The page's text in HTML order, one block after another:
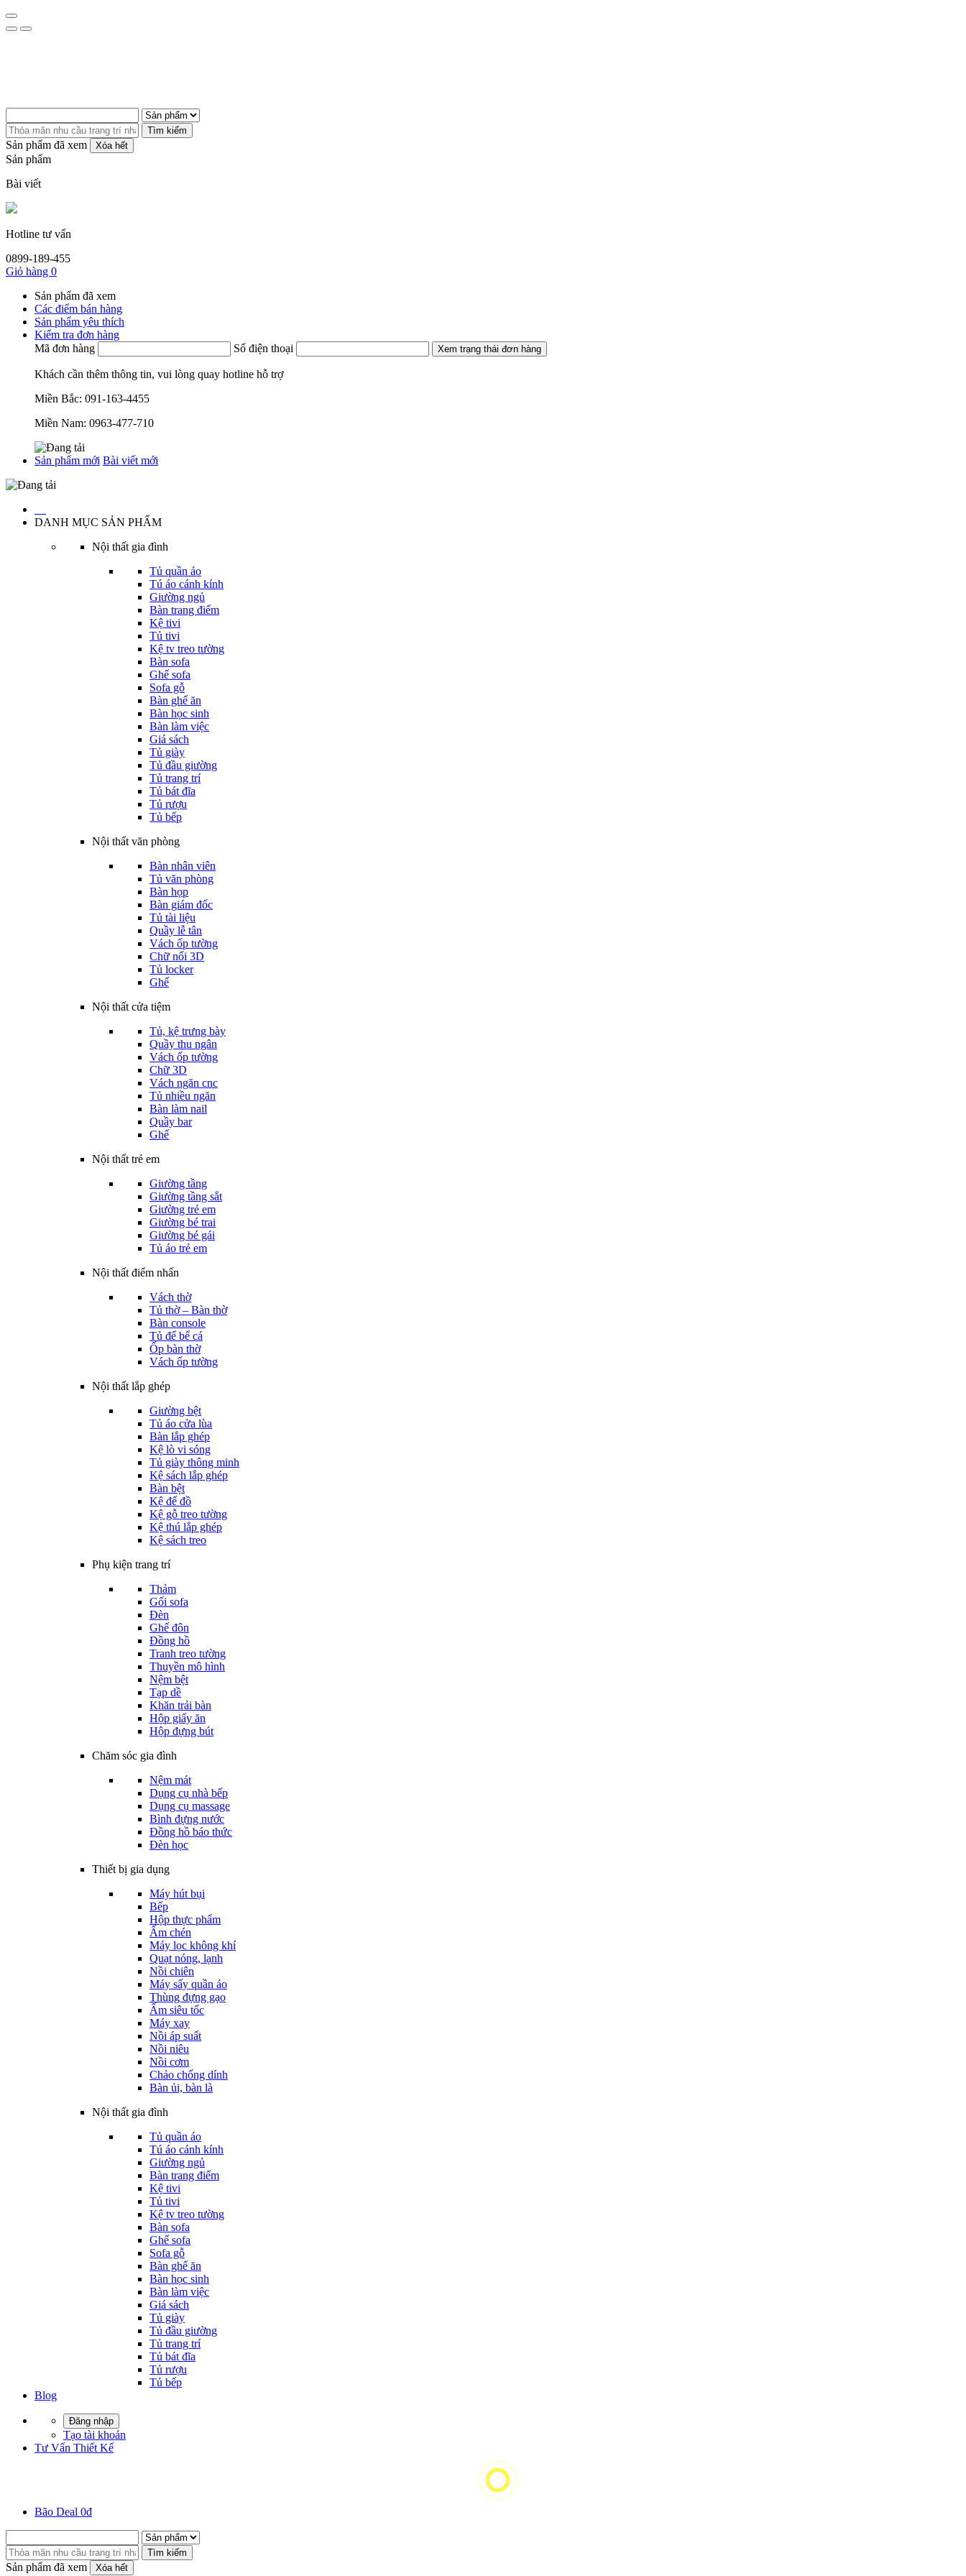
Tìm kiếm
Sản phẩm đã xem Xóa hết
Sản phẩm
Bài viết
Hotline tư vấn
0899-189-455
Giỏ hàng 0
Sản phẩm đã xem
Các điểm bán hàng
Sản phẩm yêu thích
Kiểm tra đơn hàng
Mã đơn hàng
Số điện thoại Xem trạng thái đơn hàng
Khách cần thêm thông tin, vui lòng quay hotline hỗ trợ
Miền Bắc: 091-163-4455
Miền Nam: 0963-477-710
Sản phẩm mới Bài viết mới
DANH MỤC SẢN PHẨM
Nội thất gia đình
Tủ quần áo
Tú áo cánh kính
Giường ngủ
Bàn trang điểm
Kệ tivi
Tủ tivi
Kệ tv treo tường
Bàn sofa
Ghế sofa
Sofa gỗ
Bàn ghế ăn
Bàn học sinh
Bàn làm việc
Giá sách
Tủ giày
Tủ đầu giường
Tủ trang trí
Tủ bát đĩa
Tủ rượu
Tủ bếp
Nội thất văn phòng
Bàn nhân viên
Tủ văn phòng
Bàn họp
Bàn giám đốc
Tủ tài liệu
Quầy lễ tân
Vách ốp tường
Chữ nổi 3D
Tủ locker
Ghế
Nội thất cửa tiệm
Tủ, kệ trưng bày
Quầy thu ngân
Vách ốp tường
Chữ 3D
Vách ngăn cnc
Tủ nhiều ngăn
Bàn làm nail
Quầy bar
Ghế
Nội thất trẻ em
Giường tầng
Giường tầng sắt
Giường trẻ em
Giường bé trai
Giường bé gái
Tủ áo trẻ em
Nội thất điểm nhấn
Vách thờ
Tủ thờ – Bàn thờ
Bàn console
Tủ để bể cá
Ốp bàn thờ
Vách ốp tường
Nội thất lắp ghép
Giường bệt
Tủ áo cửa lùa
Bàn lắp ghép
Kệ lò vi sóng
Tủ giày thông minh
Kệ sách lắp ghép
Bàn bệt
Kệ để đồ
Kệ gỗ treo tường
Kệ thú lắp ghép
Kệ sách treo
Phụ kiện trang trí
Thảm
Gối sofa
Đèn
Ghế đôn
Đồng hồ
Tranh treo tường
Thuyền mô hình
Nệm bệt
Tạp dề
Khăn trải bàn
Hộp giấy ăn
Hộp đựng bút
Chăm sóc gia đình
Nệm mát
Dụng cụ nhà bếp
Dụng cụ massage
Bình đựng nước
Đồng hồ báo thức
Đèn học
Thiết bị gia dụng
Máy hút bụi
Bếp
Hộp thực phẩm
Ấm chén
Máy lọc không khí
Quạt nóng, lạnh
Nồi chiên
Máy sấy quần áo
Thùng đựng gạo
Ấm siêu tốc
Máy xay
Nồi áp suất
Nồi niêu
Nồi cơm
Chảo chống dính
Bàn ủi, bàn là
Nội thất gia đình
Tủ quần áo
Tú áo cánh kính
Giường ngủ
Bàn trang điểm
Kệ tivi
Tủ tivi
Kệ tv treo tường
Bàn sofa
Ghế sofa
Sofa gỗ
Bàn ghế ăn
Bàn học sinh
Bàn làm việc
Giá sách
Tủ giày
Tủ đầu giường
Tủ trang trí
Tủ bát đĩa
Tủ rượu
Tủ bếp
Blog
Đăng nhập
Tạo tài khoản
Tư Vấn Thiết Kế
Bão Deal 0đ
Tìm kiếm
Sản phẩm đã xem Xóa hết